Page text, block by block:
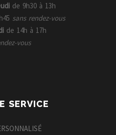
de 9h30 à 13h
sans rendez-vous
de 14h à 17h
vous
SERVICE